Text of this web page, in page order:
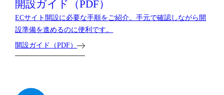
開設ガイド（PDF）
ECサイト開設に必要な手順をご紹介。手元で確認しながら開
設準備を進めるのに便利です。
開設ガイド（PDF）